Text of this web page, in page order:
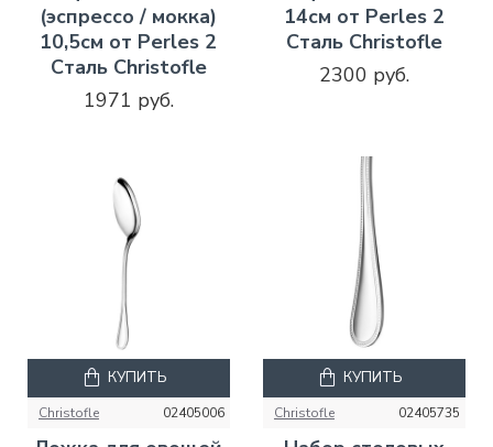
(эспрессо / мокка)
10,5см от Perles 2
Сталь Christofle
1971 руб.
14см от Perles 2
Сталь Christofle
2300 руб.
Christofle 02405006
КУПИТЬ
Christofle 02405735
КУПИТЬ